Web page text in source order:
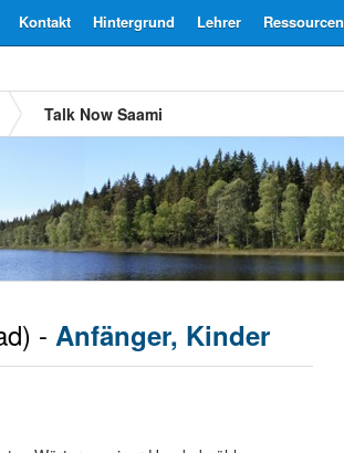
Ressourcen
Lehrer
Hintergrund
Kontakt
Talk Now Saami
- Anfänger, Kinder